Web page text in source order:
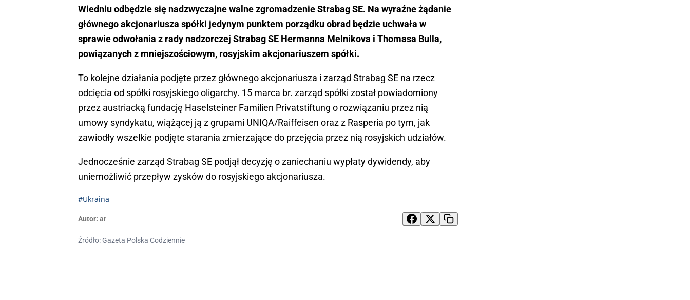
Wiedniu odbędzie się nadzwyczajne walne zgromadzenie Strabag SE. Na wyraźne żądanie
głównego akcjonariusza spółki jedynym punktem porządku obrad będzie uchwała w
sprawie odwołania z rady nadzorczej Strabag SE Hermanna Melnikova i Thomasa Bulla,
powiązanych z mniejszościowym, rosyjskim akcjonariuszem spółki.
To kolejne działania podjęte przez głównego akcjonariusza i zarząd Strabag SE na rzecz
odcięcia od spółki rosyjskiego oligarchy. 15 marca br. zarząd spółki został powiadomiony
przez austriacką fundację Haselsteiner Familien Privatstiftung o rozwiązaniu przez nią
umowy syndykatu, wiążącej ją z grupami UNIQA/Raiffeisen oraz z Rasperia po tym, jak
zawiodły wszelkie podjęte starania zmierzające do przejęcia przez nią rosyjskich udziałów.
Jednocześnie zarząd Strabag SE podjął decyzję o zaniechaniu wypłaty dywidendy, aby
uniemożliwić przepływ zysków do rosyjskiego akcjonariusza.
#Ukraina
Autor: ar
Źródło: Gazeta Polska Codziennie